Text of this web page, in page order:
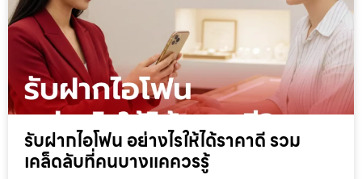
รับฝากไอโฟน อย่างไรให้ได้ราคาดี รวม
เคล็ดลับที่คนบางแคควรรู้